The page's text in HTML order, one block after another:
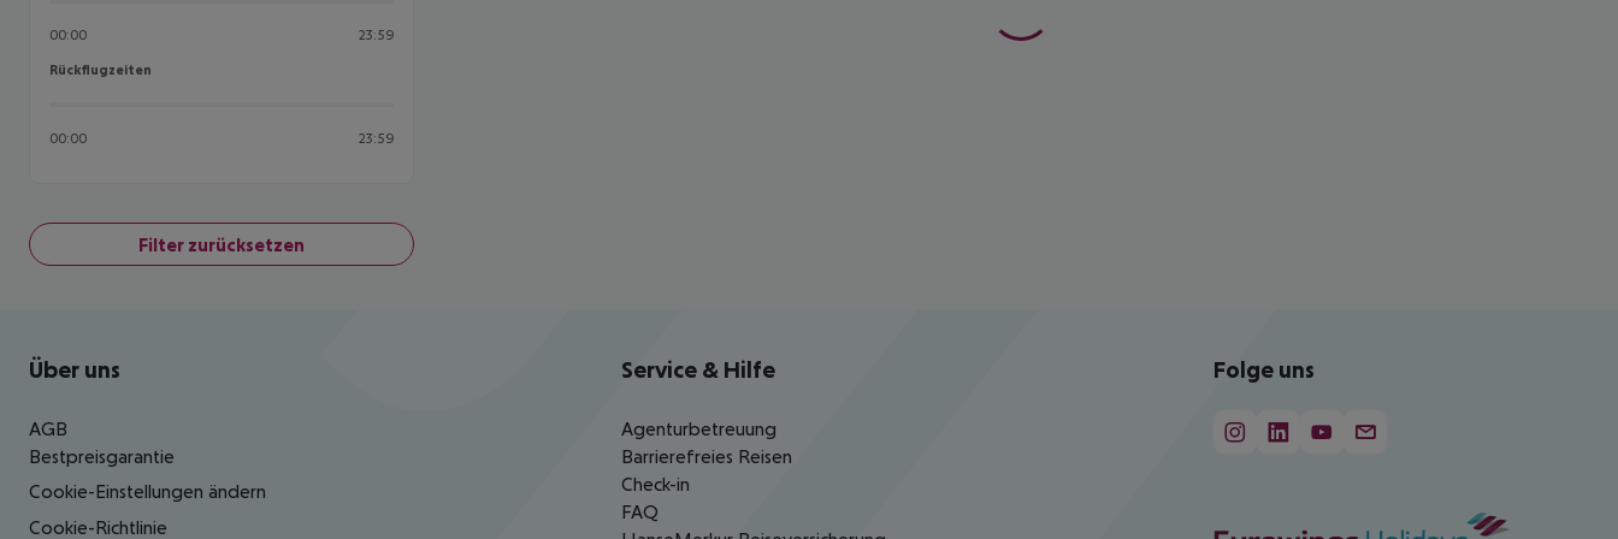
00:00 23:59
Rückflugzeiten
Rückflugzeiten
00:00 23:59
Filter zurücksetzen
Footer navigation
Über uns
AGB
Bestpreisgarantie
Cookie-Einstellungen ändern
Cookie-Richtlinie
Service & Hilfe
Agenturbetreuung
Barrierefreies Reisen
Check-in
FAQ
Folge uns